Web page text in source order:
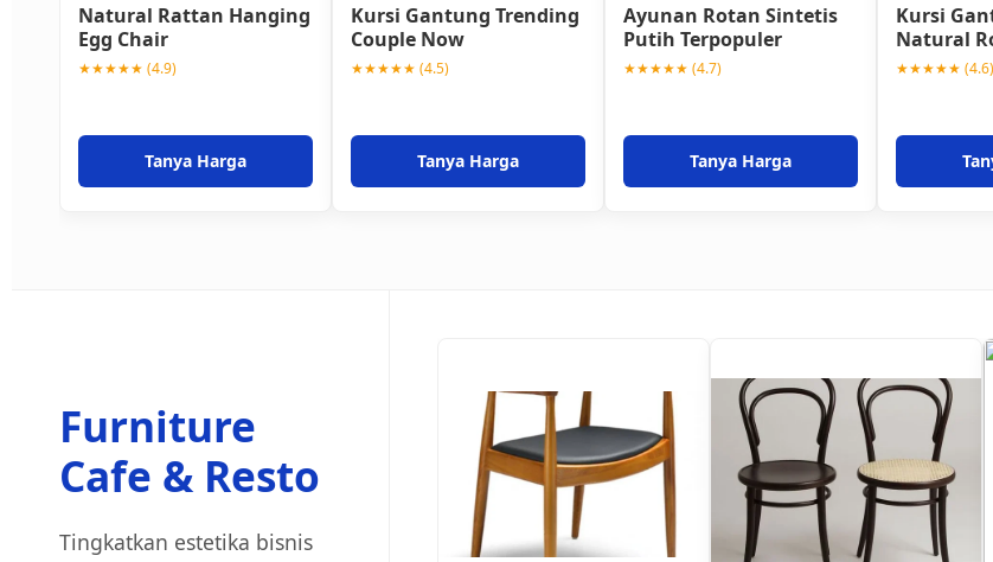
Natural Rattan Hanging
Egg Chair
★★★★★ (4.9)
Tanya Harga
Kursi Gantung Trending
Couple Now
★★★★★ (4.5)
Tanya Harga
Ayunan Rotan Sintetis
Putih Terpopuler
★★★★★ (4.7)
Tanya Harga
Kursi
Natural
★★★★★ (4.6)
Furniture
Cafe & Resto
Tingkatkan estetika bisnis